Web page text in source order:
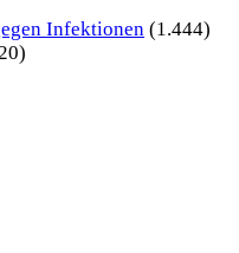
Infektionen (1.444)